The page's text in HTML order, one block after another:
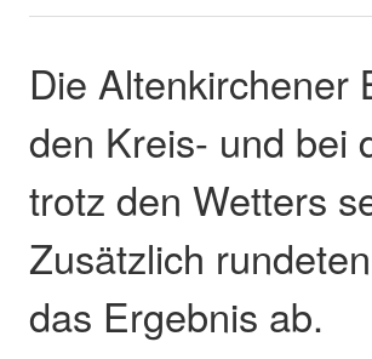
Die Altenkirchener
den Kreis- und bei
trotz den Wetters
Zusätzlich
das Ergebnis ab.